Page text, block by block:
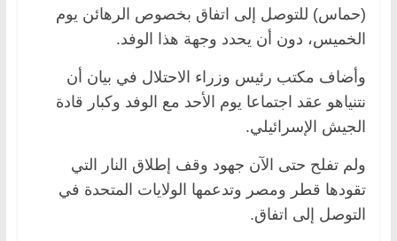
(حماس) للتوصل إلى اتفاق بخصوص الرهائن يوم
الخميس، دون أن يحدد وجهة هذا الوفد.
وأضاف مكتب رئيس وزراء الاحتلال في بيان أن
نتنياهو عقد اجتماعا يوم الأحد مع الوفد وكبار قادة
الجيش الإسرائيلي.
ولم تفلح حتى الآن جهود وقف إطلاق النار التي
تقودها قطر ومصر وتدعمها الولايات المتحدة في
التوصل إلى اتفاق.